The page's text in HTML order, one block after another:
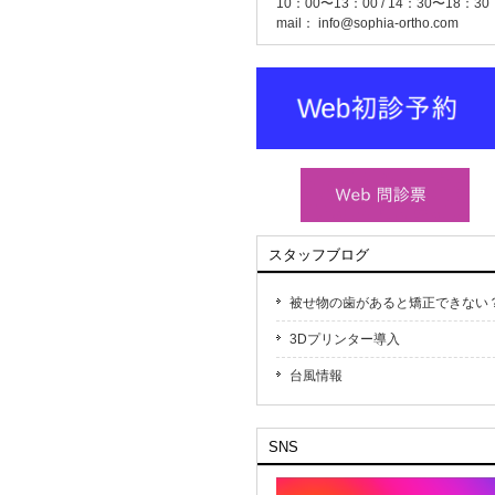
10：00〜13：00 / 14：30〜18：30
mail： info@sophia-ortho.com
スタッフブログ
被せ物の歯があると矯正できない
3Dプリンター導入
台風情報
SNS